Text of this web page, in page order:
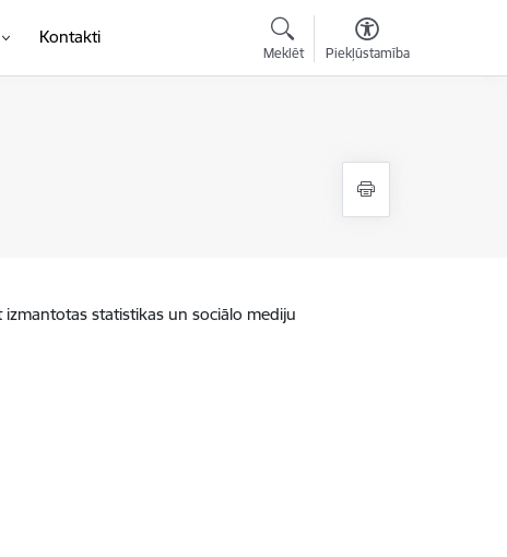
Kontakti
Meklēt Piekļūstamība
statistikas un sociālo mediju